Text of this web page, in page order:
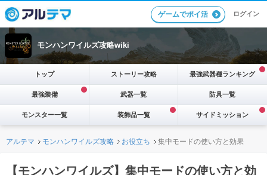
ゲームでポイ活 ログイン
モンハンワイルズ攻略wiki
トップ ストーリー攻略 最強武器種ランキング
最強装備 武器一覧 防具一覧
モンスター一覧 装飾品一覧 サイドミッション
アルテマ モンハンワイルズ攻略 お役立ち 集中モードの使い方と効果
【モンハンワイルズ】集中モードの使い方と効